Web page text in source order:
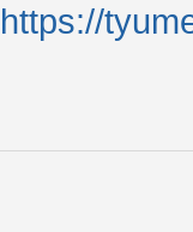
https://